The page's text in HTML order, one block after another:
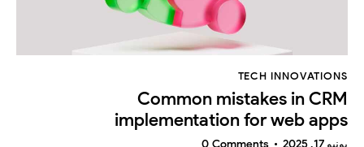
TECH INNOVATIONS
Common mistakes in CRM
implementation for web apps
يونيو 17, 2025 0 Comments